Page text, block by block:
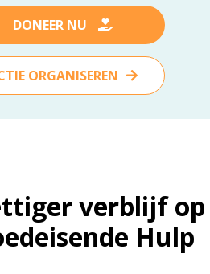
DONEER NU
ORGANISEREN
verblijf op
Hulp